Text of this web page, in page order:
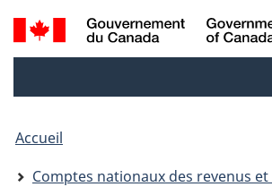
Aller
au
Aller
au
Passer
à
Recherche
et
Accueil
Comptes nationaux des revenus et dépenses